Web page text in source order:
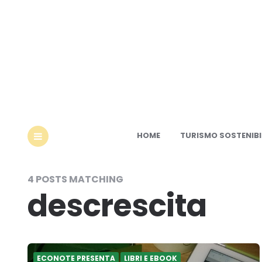
HOME TURISMO
4 POSTS MATCHING
descrescita
ECONOTE PRESENTA LIBRI E EBOOK